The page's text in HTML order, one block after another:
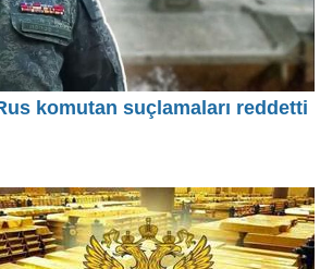
komutan suçlamaları reddetti